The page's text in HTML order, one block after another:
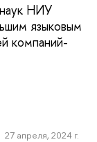
НИУ
языковым
компаний-
27 апреля, 2024 г.